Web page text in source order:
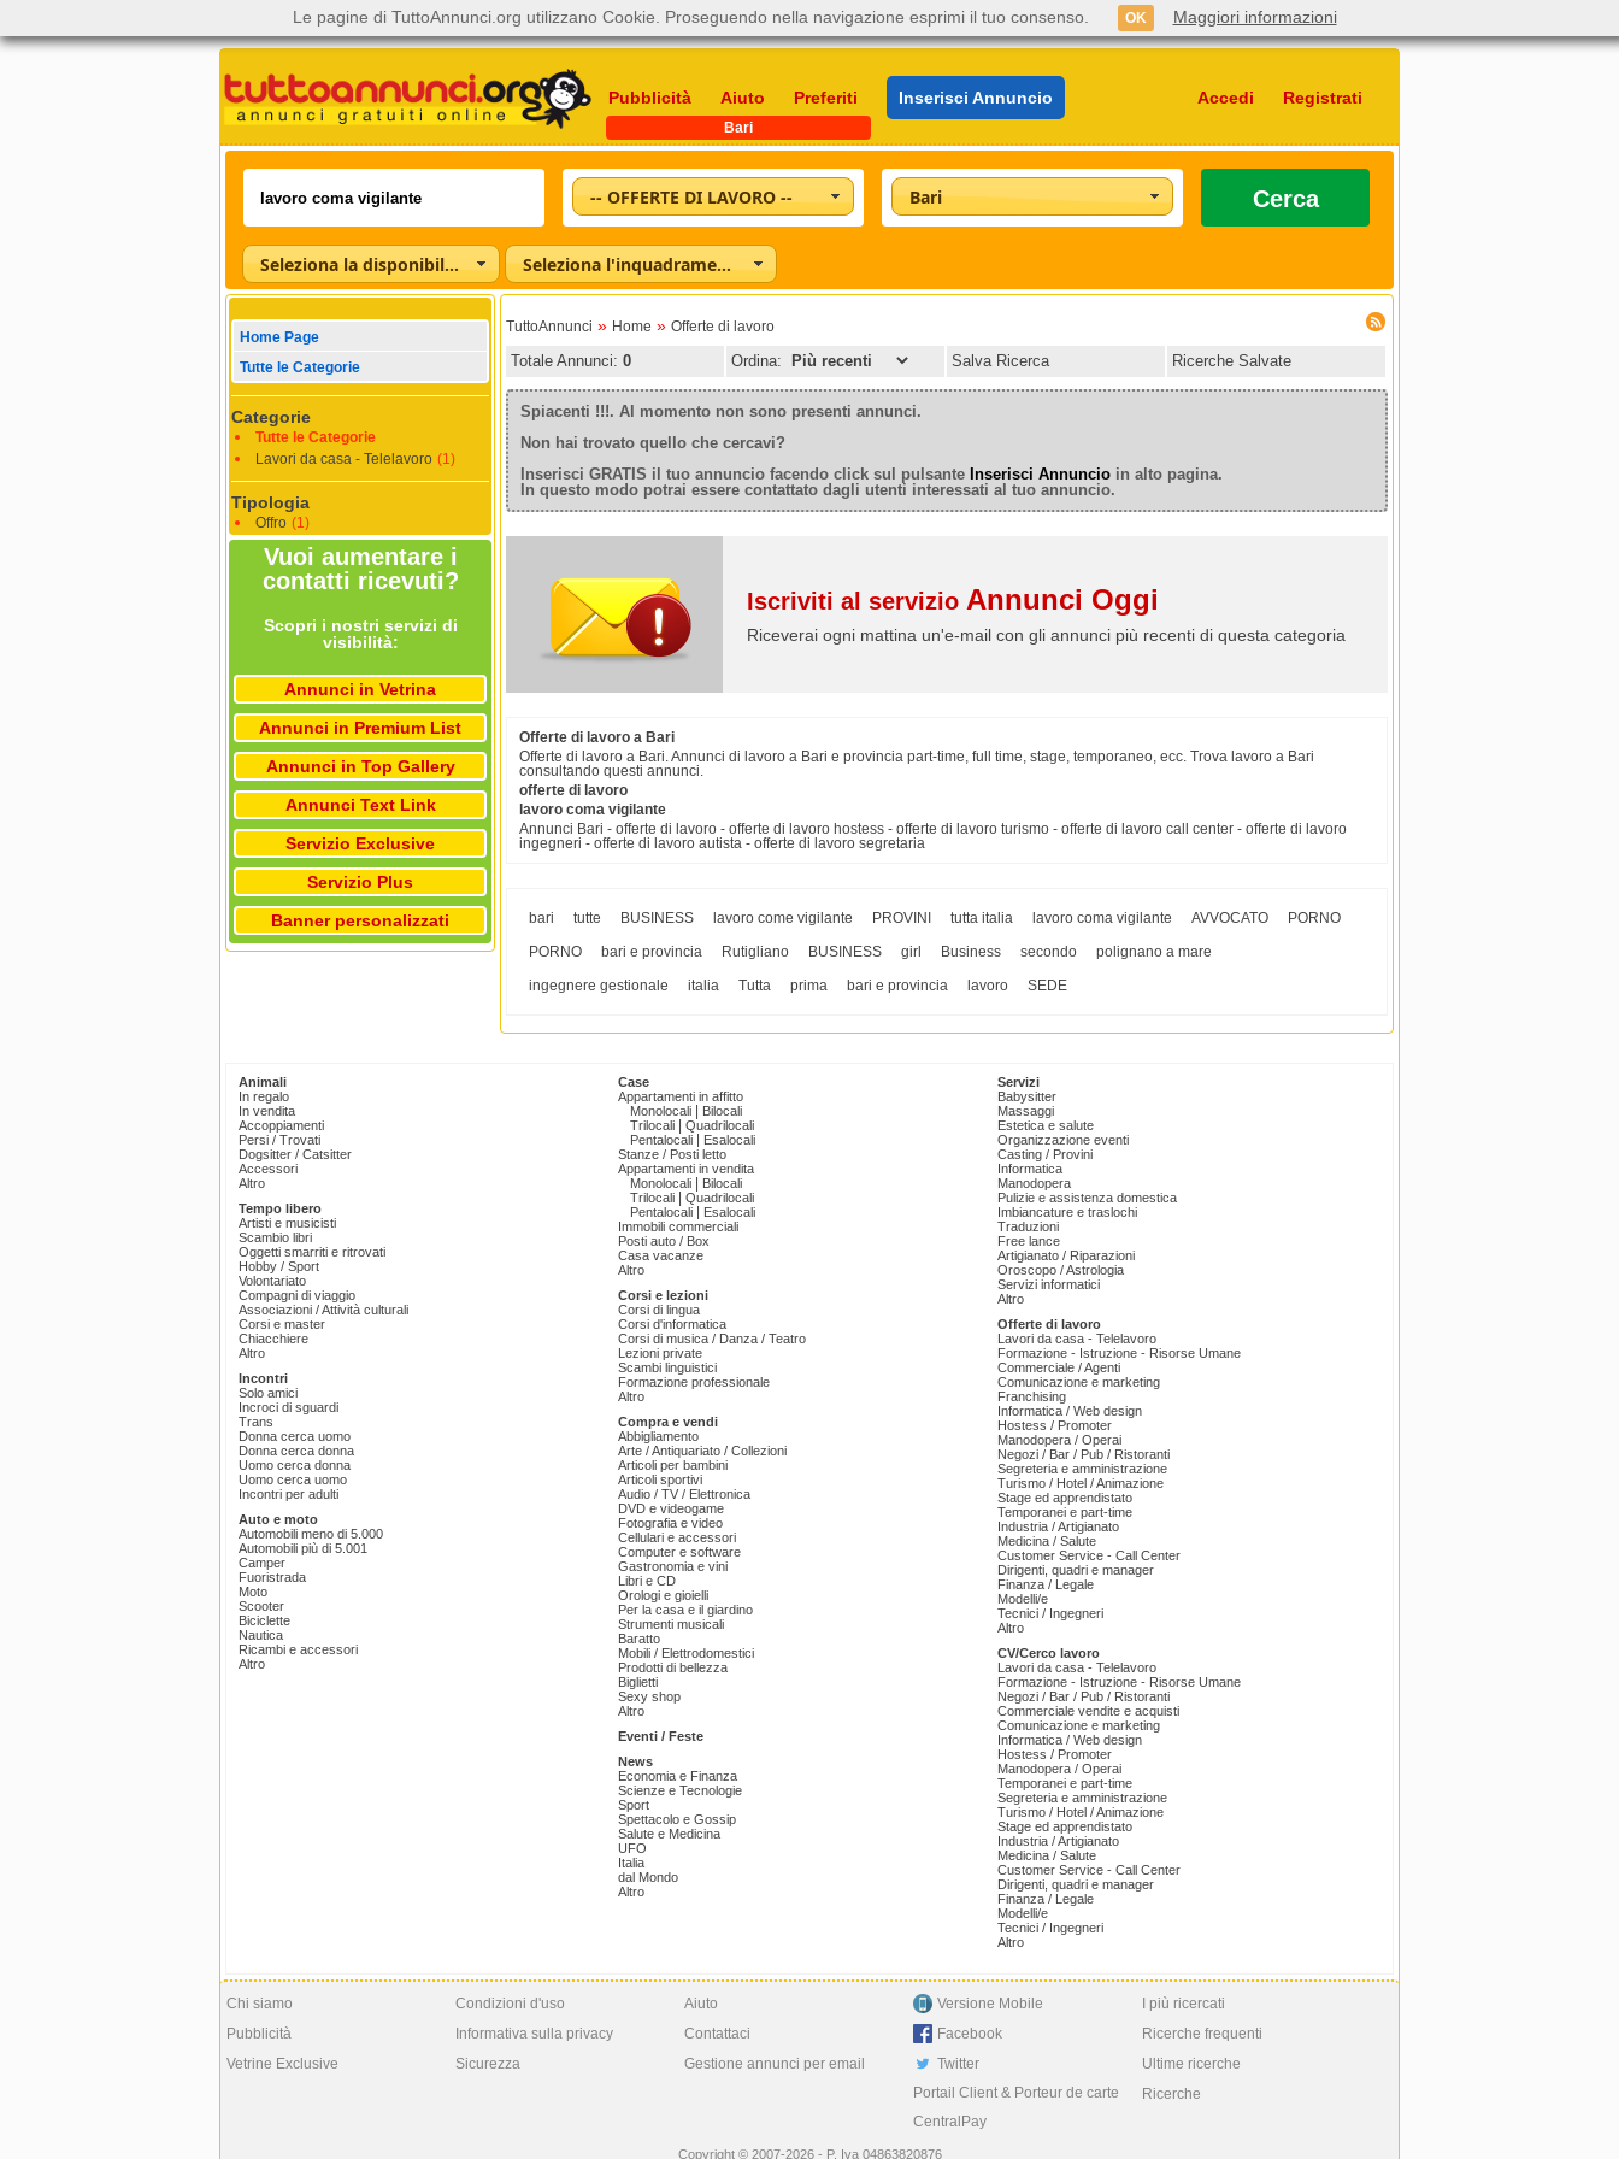
Pubblicità Aiuto Preferiti Inserisci Annuncio Accedi Registrati
Bari
-- OFFERTE DI LAVORO -- Bari Cerca
Seleziona la disponibilità Seleziona l'inquadramento
Home Page
Tutte le Categorie
Categorie
Tutte le Categorie
Lavori da casa - Telelavoro (1)
Tipologia
Offro (1)
Vuoi aumentare i
contatti ricevuti?
Scopri i nostri servizi di
visibilità:
Annunci in Vetrina
Annunci in Premium List
Annunci in Top Gallery
Annunci Text Link
Servizio Exclusive
Servizio Plus
Banner personalizzati
TuttoAnnunci » Home » Offerte di lavoro
Totale Annunci: 0 Ordina: Salva Ricerca Ricerche Salvate
Spiacenti !!!. Al momento non sono presenti annunci.
Non hai trovato quello che cercavi?
Inserisci GRATIS il tuo annuncio facendo click sul pulsante Inserisci Annuncio in alto pagina.
In questo modo potrai essere contattato dagli utenti interessati al tuo annuncio.
Iscriviti al servizio Annunci Oggi
Riceverai ogni mattina un'e-mail con gli annunci più recenti di questa categoria
Offerte di lavoro a Bari
Offerte di lavoro a Bari. Annunci di lavoro a Bari e provincia part-time, full time, stage, temporaneo, ecc. Trova lavoro a Bari
consultando questi annunci.
offerte di lavoro
lavoro coma vigilante
Annunci Bari - offerte di lavoro - offerte di lavoro hostess - offerte di lavoro turismo - offerte di lavoro call center - offerte di lavoro
ingegneri - offerte di lavoro autista - offerte di lavoro segretaria
bari tutte BUSINESS lavoro come vigilante PROVINI tutta italia lavoro coma vigilante AVVOCATO
PORNO
PORNO
bari e provincia Rutigliano BUSINESS girl Business secondo
polignano a mare
ingegnere gestionale
italia Tutta prima bari e provincia lavoro SEDE
Animali
In regalo
In vendita
Accoppiamenti
Persi / Trovati
Dogsitter / Catsitter
Accessori
Altro
Tempo libero
Artisti e musicisti
Scambio libri
Oggetti smarriti e ritrovati
Hobby / Sport
Volontariato
Compagni di viaggio
Associazioni / Attività culturali
Corsi e master
Chiacchiere
Altro
Incontri
Solo amici
Incroci di sguardi
Trans
Donna cerca uomo
Donna cerca donna
Uomo cerca donna
Uomo cerca uomo
Incontri per adulti
Auto e moto
Automobili meno di 5.000
Automobili più di 5.001
Camper
Fuoristrada
Moto
Scooter
Biciclette
Nautica
Ricambi e accessori
Altro
Case
Appartamenti in affitto
Monolocali
Bilocali
Trilocali
Quadrilocali
Pentalocali
Esalocali
Stanze / Posti letto
Appartamenti in vendita
Monolocali
Bilocali
Trilocali
Quadrilocali
Pentalocali
Esalocali
Immobili commerciali
Posti auto / Box
Casa vacanze
Altro
Corsi e lezioni
Corsi di lingua
Corsi d'informatica
Corsi di musica / Danza / Teatro
Lezioni private
Scambi linguistici
Formazione professionale
Altro
Compra e vendi
Abbigliamento
Arte / Antiquariato / Collezioni
Articoli per bambini
Articoli sportivi
Audio / TV / Elettronica
DVD e videogame
Fotografia e video
Cellulari e accessori
Computer e software
Gastronomia e vini
Libri e CD
Orologi e gioielli
Per la casa e il giardino
Strumenti musicali
Baratto
Mobili / Elettrodomestici
Prodotti di bellezza
Biglietti
Sexy shop
Altro
Eventi / Feste
News
Economia e Finanza
Scienze e Tecnologie
Sport
Spettacolo e Gossip
Salute e Medicina
UFO
Italia
dal Mondo
Altro
Servizi
Babysitter
Massaggi
Estetica e salute
Organizzazione eventi
Casting / Provini
Informatica
Manodopera
Pulizie e assistenza domestica
Imbiancature e traslochi
Traduzioni
Free lance
Artigianato / Riparazioni
Oroscopo / Astrologia
Servizi informatici
Altro
Offerte di lavoro
Lavori da casa - Telelavoro
Formazione - Istruzione - Risorse Umane
Commerciale / Agenti
Comunicazione e marketing
Franchising
Informatica / Web design
Hostess / Promoter
Manodopera / Operai
Negozi / Bar / Pub / Ristoranti
Segreteria e amministrazione
Turismo / Hotel / Animazione
Stage ed apprendistato
Temporanei e part-time
Industria / Artigianato
Medicina / Salute
Customer Service - Call Center
Dirigenti, quadri e manager
Finanza / Legale
Modelli/e
Tecnici / Ingegneri
Altro
CV/Cerco lavoro
Lavori da casa - Telelavoro
Formazione - Istruzione - Risorse Umane
Negozi / Bar / Pub / Ristoranti
Commerciale vendite e acquisti
Comunicazione e marketing
Informatica / Web design
Hostess / Promoter
Manodopera / Operai
Temporanei e part-time
Segreteria e amministrazione
Turismo / Hotel / Animazione
Stage ed apprendistato
Industria / Artigianato
Medicina / Salute
Customer Service - Call Center
Dirigenti, quadri e manager
Finanza / Legale
Modelli/e
Tecnici / Ingegneri
Altro
Chi siamo
Pubblicità
Vetrine Exclusive
Condizioni d'uso
Informativa sulla privacy
Sicurezza
Aiuto
Contattaci
Gestione annunci per email
Versione Mobile
Facebook
Twitter
Portail Client & Porteur de carte
CentralPay
I più ricercati
Ricerche frequenti
Ultime ricerche
Ricerche
Copyright © 2007-2026 - P. Iva 04863820876
Le pagine di TuttoAnnunci.org utilizzano Cookie. Proseguendo nella navigazione esprimi il tuo consenso. OK Maggiori informazioni